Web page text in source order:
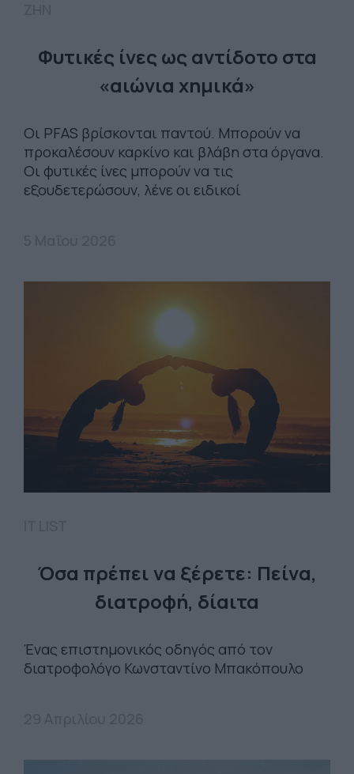
Φυτικές ίνες ως αντίδοτο στα
«αιώνια χημικά»
Οι PFAS βρίσκονται παντού. Μπορούν να
προκαλέσουν καρκίνο και βλάβη στα όργανα.
Οι φυτικές ίνες μπορούν να τις
εξουδετερώσουν, λένε οι ειδικοί
Όσα πρέπει να ξέρετε: Πείνα,
διατροφή, δίαιτα
Ένας επιστημονικός οδηγός από τον
διατροφολόγο Κωνσταντίνο Μπακόπουλο